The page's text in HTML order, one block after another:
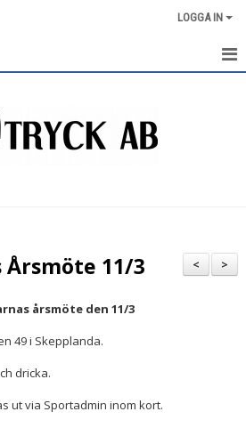
LOGGA IN
>
<
11/3
årsmöte den 11/3
49 i Skepplanda.
dricka.
ut via Sportadmin inom kort.